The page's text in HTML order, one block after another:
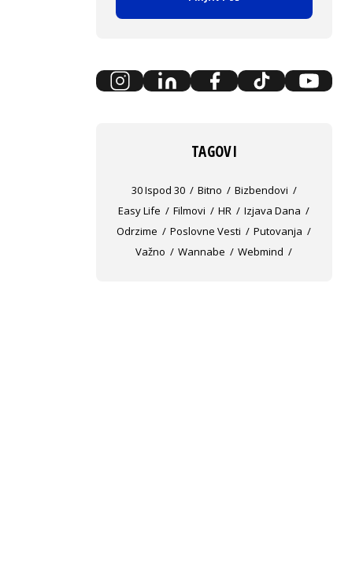
TAGOVI
30 Ispod 30 Bitno
Bizbendovi
Easy Life
Filmovi HR
Izjava Dana
Odrzime
Poslovne Vesti
Putovanja
Važno
Wannabe Webmind